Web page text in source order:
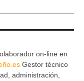
on-line en
Gestor técnico
administración,